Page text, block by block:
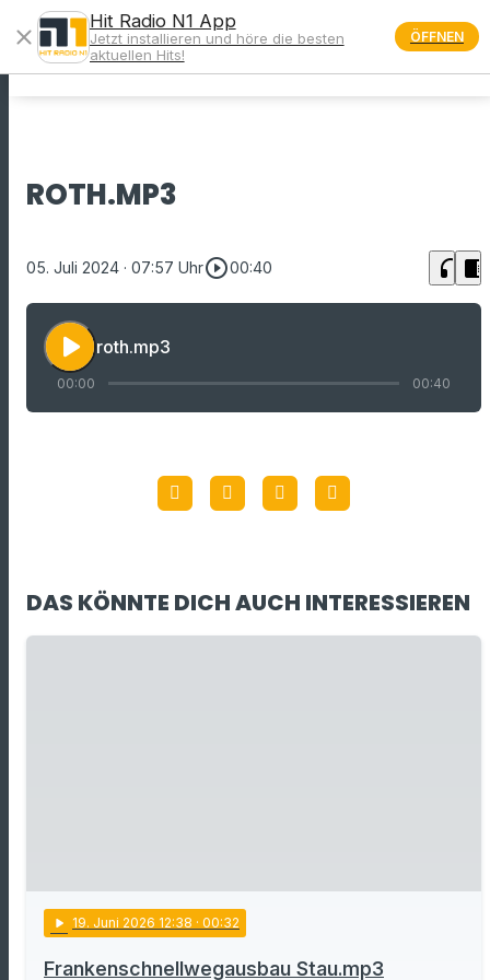
menu
ROTH.MP3
05. Juli 2024 · 07:57 Uhrplay_circle_outline00:40 headphones chrome_reader_mode
play_arrow roth.mp3
00:00 00:40
DAS KÖNNTE DICH AUCH INTERESSIEREN
play_arrow 19. Juni 2026 12:38 · 00:32
Frankenschnellwegausbau Stau.mp3
close
Hit Radio N1 App
Jetzt installieren und höre die besten
aktuellen Hits!
ÖFFNEN